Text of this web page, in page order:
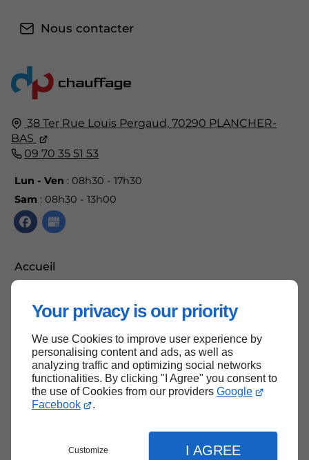
Your privacy is our priority
We use Cookies to improve user experience by
personalising content and ads, as well as
analyzing traffic and optimizing social networks
functionalities. By clicking "I Agree" you consent to
the use of Cookies from our providers Google
Facebook
.
Customize I AGREE
38 Ter Rue Louis Pergaud, 70290 PLANCHER-
BAS
09 70 35 51 53
Lun - Ven : 08h30 - 17h30
Sam : 08h30 - 13h00
Accueil
Mentions légales
Plan du site
Nous contacter
Haut de page